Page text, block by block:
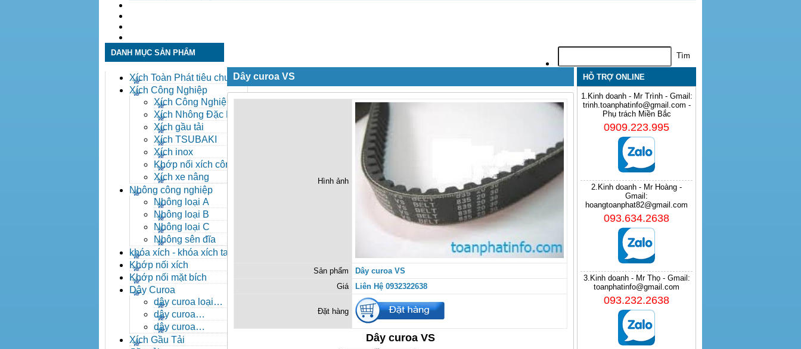
DANH MỤC SẢN PHẨM
Xích Toàn Phát tiêu chuẩn
ANSI
Xích Công Nghiệp
Xích Công Nghiệp -
Xich Cong Nghiep
Xích Nhông Đặc Biệt
Xích gầu tải
Xích TSUBAKI
Xích inox
Khớp nối xích công
nghiệp
Xích xe nâng
Nhông công nghiệp
Nhông loại A
Nhông loại B
Nhông loại C
Nhông sên đĩa
khóa xích - khóa xích tai eo
- khóa xích công nghiệp
Khớp nối xích
Khớp nối mặt bích
Dây Curoa
dây curoa loại
A,B,C,D,E
dây curoa
SPZ,SPA,SPB,SPC
dây curoa
XPZ,XPA,XPB,XPC
Xích Gầu Tải
Dây curoa VS
Hình ảnh
Sản phẩm
Dây curoa VS
Giá
Liên Hệ 0932322638
Đặt hàng
Dây curoa VS
HỖ TRỢ ONLINE
1.Kinh doanh - Mr Trình - Gmail:
trinh.toanphatinfo@gmail.com -
Phụ trách Miền Bắc
0909.223.995
2.Kinh doanh - Mr Hoàng -
Gmail:
hoangtoanphat82@gmail.com
093.634.2638
3.Kinh doanh - Mr Thọ - Gmail:
toanphatinfo@gmail.com
093.232.2638